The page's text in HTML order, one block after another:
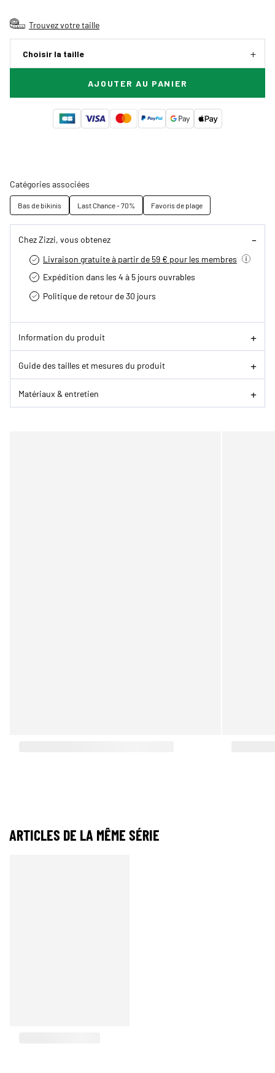
Trouvez votre taille
Choisir la taille
AJOUTER AU PANIER
Catégories associées
Bas de bikinis Last Chance - 70% Favoris de plage
Chez Zizzi, vous obtenez
Livraison gratuite à partir de 59 € pour les membres
Expédition dans les 4 à 5 jours ouvrables
Politique de retour de 30 jours
Information du produit
Guide des tailles et mesures du produit
Matériaux & entretien
ARTICLES DE LA MÊME SÉRIE